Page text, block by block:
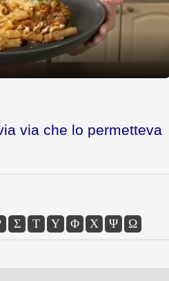
via che lo permetteva
Σ Τ Υ Φ Χ Ψ Ω